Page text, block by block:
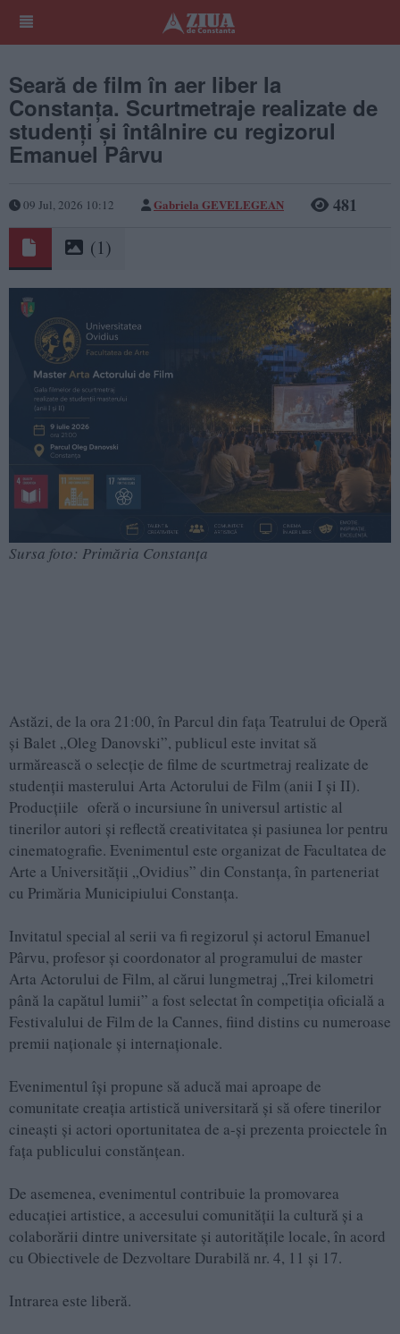
Seară de film în aer liber la
Constanța. Scurtmetraje realizate de
studenți și întâlnire cu regizorul
Emanuel Pârvu
09 Jul, 2026 10:12 Gabriela GEVELEGEAN 481
(1)
Sursa foto: Primăria Constanța
Astăzi, de la ora 21:00, în Parcul din fața Teatrului de Operă
și Balet „Oleg Danovski”, publicul este invitat să
urmărească o selecție de filme de scurtmetraj realizate de
studenții masterului Arta Actorului de Film (anii I și II).
Producțiile oferă o incursiune în universul artistic al
tinerilor autori și reflectă creativitatea și pasiunea lor pentru
cinematografie. Evenimentul este organizat de Facultatea de
Arte a Universității „Ovidius” din Constanța, în parteneriat
cu Primăria Municipiului Constanța.
Invitatul special al serii va fi regizorul și actorul Emanuel
Pârvu, profesor și coordonator al programului de master
Arta Actorului de Film, al cărui lungmetraj „Trei kilometri
până la capătul lumii” a fost selectat în competiția oficială a
Festivalului de Film de la Cannes, fiind distins cu numeroase
premii naționale și internaționale.
Evenimentul își propune să aducă mai aproape de
comunitate creația artistică universitară și să ofere tinerilor
cineaști și actori oportunitatea de a-și prezenta proiectele în
fața publicului constănțean.
De asemenea, evenimentul contribuie la promovarea
educației artistice, a accesului comunității la cultură și a
colaborării dintre universitate și autoritățile locale, în acord
cu Obiectivele de Dezvoltare Durabilă nr. 4, 11 și 17.
Intrarea este liberă.